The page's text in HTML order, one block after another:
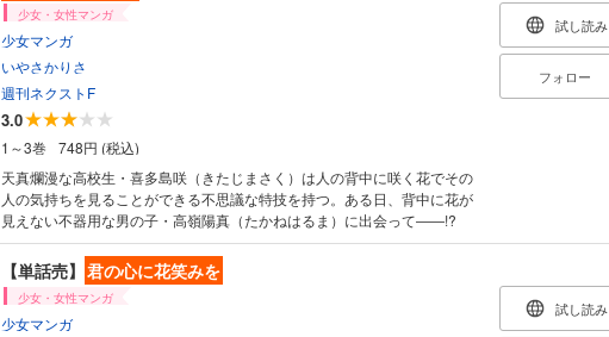
少女・女性マンガ
少女マンガ
いやさかりさ
週刊ネクストF
3.0
1～3巻
748円 (税込)
天真爛漫な高校生・喜多島咲（きたじまさく）は人の背中に咲く花でその
人の気持ちを見ることができる不思議な特技を持つ。ある日、背中に花が
見えない不器用な男の子・高嶺陽真（たかねはるま）に出会って――!?
試し読み
フォロー
【単話売】 君の心に花笑みを
少女・女性マンガ
少女マンガ
試し読み